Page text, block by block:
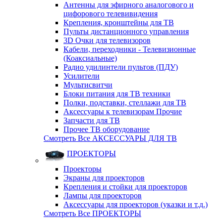
Антенны для эфирного аналогового и
цифорового телевивидения
Крепления, кронштейны для ТВ
Пульты дистанционного управления
3D Очки для телевизоров
Кабели, переходники - Телевизионные
(Коаксиальные)
Радио удилинтели пультов (ПДУ)
Усилители
Мультисвитчи
Блоки питания для ТВ техники
Полки, подставки, стеллажи для ТВ
Аксессуары к телевизорам Прочие
Запчасти для ТВ
Прочее ТВ оборудование
Смотреть Все АКСЕССУАРЫ ДЛЯ ТВ
ПРОЕКТОРЫ
Проекторы
Экраны для проекторов
Крепления и стойки для проекторов
Лампы для проекторов
Аксессуары для проекторов (указки и т.д.)
Смотреть Все ПРОЕКТОРЫ